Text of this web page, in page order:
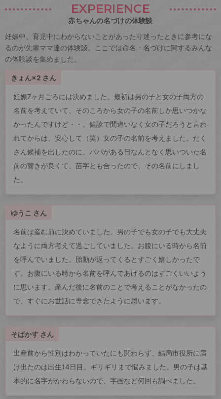
EXPERIENCE
赤ちゃんの名づけの体験談
妊娠中、育児中にわからないことがあったり迷ったときに参考にな
るのが先輩ママ達の体験談。ここでは命名・名づけに関するみんな
の体験談を集めました。
きょん×2 さん
妊娠7ヶ月ごろには決めました。最初は男の子と女の子両方の
名前を考えていて、そのころから女の子の名前しか思いつかな
かったんですけど・・。健診で間違いなく女の子だろうと言わ
れてからは、安心して（笑）女の子の名前を考えました。たく
さん候補を出したのに、パパがある日なんとなく思いついた名
前の響きが良くて、苗字とも合ったので、その名前にしまし
た。
ゆうこ さん
名前は産む前に決めていました。男の子でも女の子でも大丈夫
なように両方考えて過ごしていました。お腹にいる時から名前
を呼んでいました。胎動が返ってくるとすごく嬉しかったで
す。お腹にいる時から名前を呼んであげるのはすごくいいよう
に思います。産んだ後に名前のことで考えることがなかったの
で、すぐにお世話に専念できたように思います。
そばかす さん
出産前から性別はわかっていたにも関わらず、結局市役所に届
け出たのは出生14日目。ギリギリまで悩みました。男の子は基
本的に名字がかわらないので、字画など何回も調べました。